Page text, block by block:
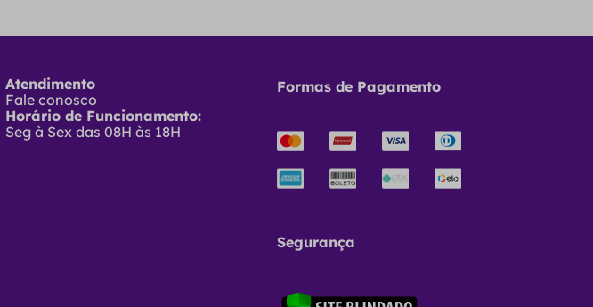
Atendimento
Fale conosco
Horário de Funcionamento:
Seg à Sex das 08H às 18H
Formas de Pagamento
Segurança